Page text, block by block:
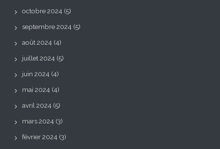
octobre 2024 (5)
septembre 2024 (5)
août 2024 (4)
juillet 2024 (5)
juin 2024 (4)
mai 2024 (4)
avril 2024 (5)
mars 2024 (3)
février 2024 (3)